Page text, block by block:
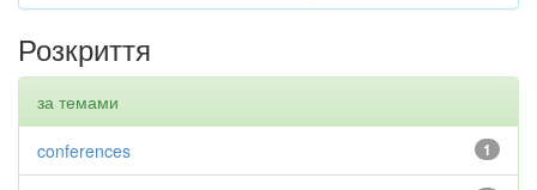
Розкриття
за темами
1
conferences